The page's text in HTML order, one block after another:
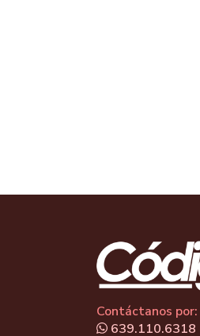
Contáctanos por:
639.110.6318